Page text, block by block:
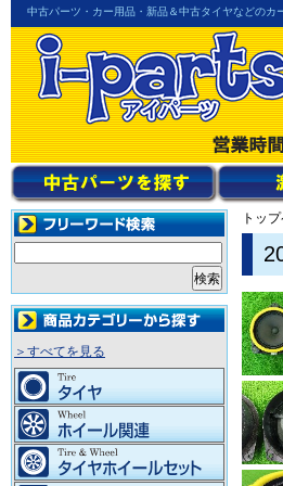
中古パーツ・カー用品・新品＆中古タイヤなどの
トッ
＞すべてを見る